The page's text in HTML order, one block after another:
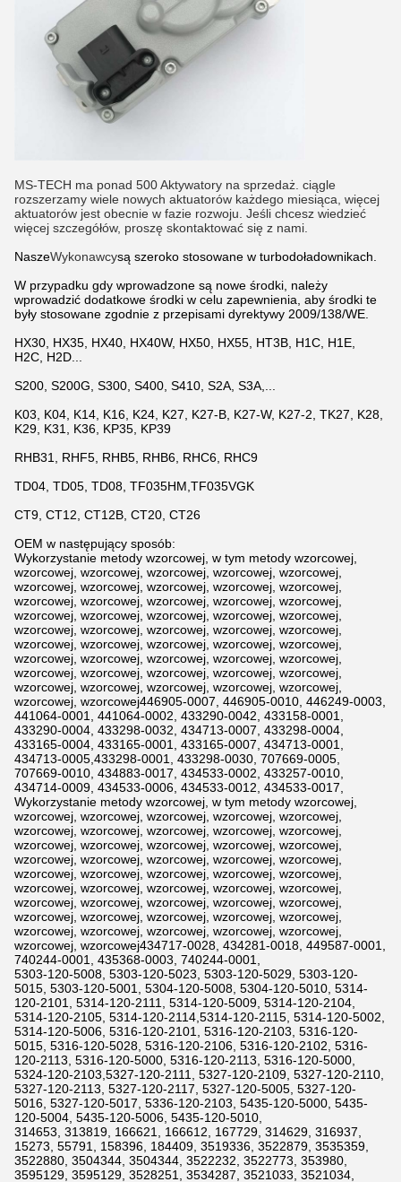
MS-TECH ma ponad 500Aktywatory na sprzedaż. ciągle
rozszerzamy wiele nowych aktuatorów każdego miesiąca, więcej
aktuatorów jest obecnie w fazie rozwoju. Jeśli chcesz wiedzieć
więcej szczegółów, proszę skontaktować się z nami.
NaszeWykonawcysą szeroko stosowane w turbodoładownikach.
W przypadku gdy wprowadzone są nowe środki, należy
wprowadzić dodatkowe środki w celu zapewnienia, aby środki te
były stosowane zgodnie z przepisami dyrektywy 2009/138/WE.
HX30, HX35, HX40, HX40W, HX50, HX55, HT3B, H1C, H1E,
H2C, H2D...
S200, S200G, S300, S400, S410, S2A, S3A,...
K03, K04, K14, K16, K24, K27, K27-B, K27-W, K27-2, TK27, K28,
K29, K31, K36, KP35, KP39
RHB31, RHF5, RHB5, RHB6, RHC6, RHC9
TD04, TD05, TD08, TF035HM,TF035VGK
CT9, CT12, CT12B, CT20, CT26
OEM w następujący sposób:
Wykorzystanie metody wzorcowej, w tym metody wzorcowej,
wzorcowej, wzorcowej, wzorcowej, wzorcowej, wzorcowej,
wzorcowej, wzorcowej, wzorcowej, wzorcowej, wzorcowej,
wzorcowej, wzorcowej, wzorcowej, wzorcowej, wzorcowej,
wzorcowej, wzorcowej, wzorcowej, wzorcowej, wzorcowej,
wzorcowej, wzorcowej, wzorcowej, wzorcowej, wzorcowej,
wzorcowej, wzorcowej, wzorcowej, wzorcowej, wzorcowej,
wzorcowej, wzorcowej, wzorcowej, wzorcowej, wzorcowej,
wzorcowej, wzorcowej, wzorcowej, wzorcowej, wzorcowej,
wzorcowej, wzorcowej, wzorcowej, wzorcowej, wzorcowej,
wzorcowej, wzorcowej446905-0007, 446905-0010, 446249-0003,
441064-0001, 441064-0002, 433290-0042, 433158-0001,
433290-0004, 433298-0032, 434713-0007, 433298-0004,
433165-0004, 433165-0001, 433165-0007, 434713-0001,
434713-0005,433298-0001, 433298-0030, 707669-0005,
707669-0010, 434883-0017, 434533-0002, 433257-0010,
434714-0009, 434533-0006, 434533-0012, 434533-0017,
Wykorzystanie metody wzorcowej, w tym metody wzorcowej,
wzorcowej, wzorcowej, wzorcowej, wzorcowej, wzorcowej,
wzorcowej, wzorcowej, wzorcowej, wzorcowej, wzorcowej,
wzorcowej, wzorcowej, wzorcowej, wzorcowej, wzorcowej,
wzorcowej, wzorcowej, wzorcowej, wzorcowej, wzorcowej,
wzorcowej, wzorcowej, wzorcowej, wzorcowej, wzorcowej,
wzorcowej, wzorcowej, wzorcowej, wzorcowej, wzorcowej,
wzorcowej, wzorcowej, wzorcowej, wzorcowej, wzorcowej,
wzorcowej, wzorcowej, wzorcowej, wzorcowej, wzorcowej,
wzorcowej, wzorcowej, wzorcowej, wzorcowej, wzorcowej,
wzorcowej, wzorcowej434717-0028, 434281-0018, 449587-0001,
740244-0001, 435368-0003, 740244-0001,
5303-120-5008, 5303-120-5023, 5303-120-5029, 5303-120-
5015, 5303-120-5001, 5304-120-5008, 5304-120-5010, 5314-
120-2101, 5314-120-2111, 5314-120-5009, 5314-120-2104,
5314-120-2105, 5314-120-2114,5314-120-2115, 5314-120-5002,
5314-120-5006, 5316-120-2101, 5316-120-2103, 5316-120-
5015, 5316-120-5028, 5316-120-2106, 5316-120-2102, 5316-
120-2113, 5316-120-5000, 5316-120-2113, 5316-120-5000,
5324-120-2103,5327-120-2111, 5327-120-2109, 5327-120-2110,
5327-120-2113, 5327-120-2117, 5327-120-5005, 5327-120-
5016, 5327-120-5017, 5336-120-2103, 5435-120-5000, 5435-
120-5004, 5435-120-5006, 5435-120-5010,
314653, 313819, 166621, 166612, 167729, 314629, 316937,
15273, 55791, 158396, 184409, 3519336, 3522879, 3535359,
3522880, 3504344, 3504344, 3522232, 3522773, 353980,
3595129, 3595129, 3528251, 3534287, 3521033, 3521034,